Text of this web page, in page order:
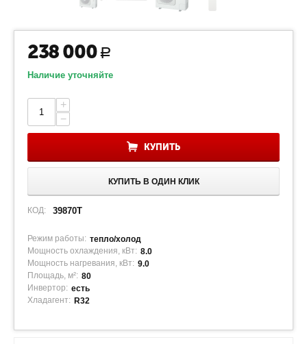
238 000 Р
Наличие уточняйте
+
−
КУПИТЬ
КУПИТЬ В ОДИН КЛИК
КОД: 39870T
Режим работы: тепло/холод
Мощность охлаждения, кВт: 8.0
Мощность нагревания, кВт: 9.0
Площадь, м²: 80
Инвертор: есть
Хладагент: R32